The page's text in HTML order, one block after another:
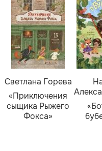
Светлана Горева
«Приключения
сыщика Рыжего
Фокса»